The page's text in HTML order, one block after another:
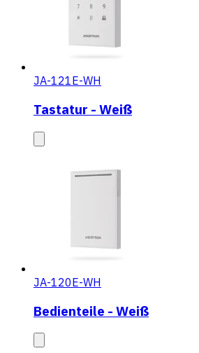
JA-121E-WH
Tastatur - Weiß
JA-120E-WH
Bedienteile - Weiß